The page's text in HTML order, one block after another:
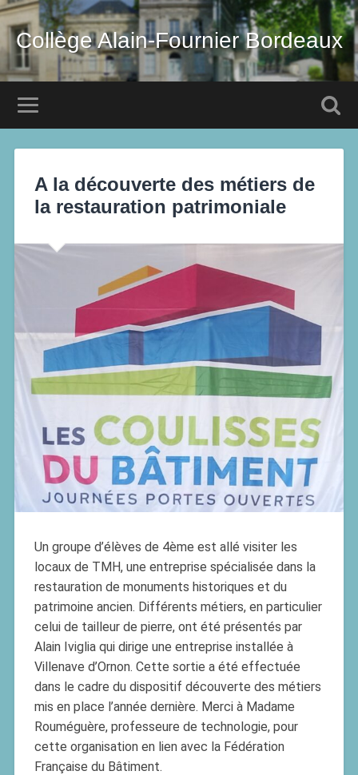
Collège Alain-Fournier Bordeaux
A la découverte des métiers de
la restauration patrimoniale
Un groupe d’élèves de 4ème est allé visiter les
locaux de TMH, une entreprise spécialisée dans la
restauration de monuments historiques et du
patrimoine ancien. Différents métiers, en particulier
celui de tailleur de pierre, ont été présentés par
Alain Iviglia qui dirige une entreprise installée à
Villenave d’Ornon. Cette sortie a été effectuée
dans le cadre du dispositif découverte des métiers
mis en place l’année dernière. Merci à Madame
Rouméguère, professeure de technologie, pour
cette organisation en lien avec la Fédération
Française du Bâtiment.